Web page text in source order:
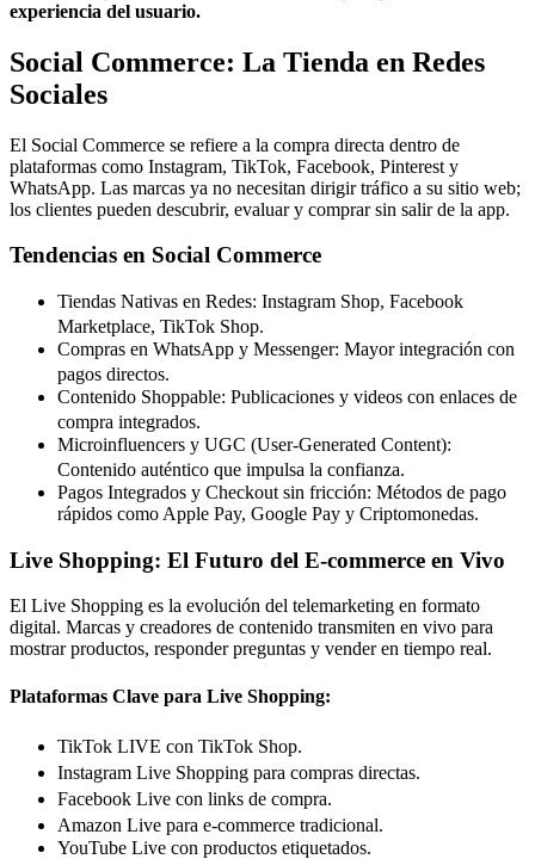
experiencia del usuario.
Social Commerce: La Tienda en Redes
Sociales
El Social Commerce se refiere a la compra directa dentro de
plataformas como Instagram, TikTok, Facebook, Pinterest y
WhatsApp. Las marcas ya no necesitan dirigir tráfico a su sitio web;
los clientes pueden descubrir, evaluar y comprar sin salir de la app.
Tendencias en Social Commerce
Tiendas Nativas en Redes: Instagram Shop, Facebook
Marketplace, TikTok Shop.
Compras en WhatsApp y Messenger: Mayor integración con
pagos directos.
Contenido Shoppable: Publicaciones y videos con enlaces de
compra integrados.
Microinfluencers y UGC (User-Generated Content):
Contenido auténtico que impulsa la confianza.
Pagos Integrados y Checkout sin fricción: Métodos de pago
rápidos como Apple Pay, Google Pay y Criptomonedas.
Live Shopping: El Futuro del E-commerce en Vivo
El Live Shopping es la evolución del telemarketing en formato
digital. Marcas y creadores de contenido transmiten en vivo para
mostrar productos, responder preguntas y vender en tiempo real.
Plataformas Clave para Live Shopping:
TikTok LIVE con TikTok Shop.
Instagram Live Shopping para compras directas.
Facebook Live con links de compra.
Amazon Live para e-commerce tradicional.
YouTube Live con productos etiquetados.